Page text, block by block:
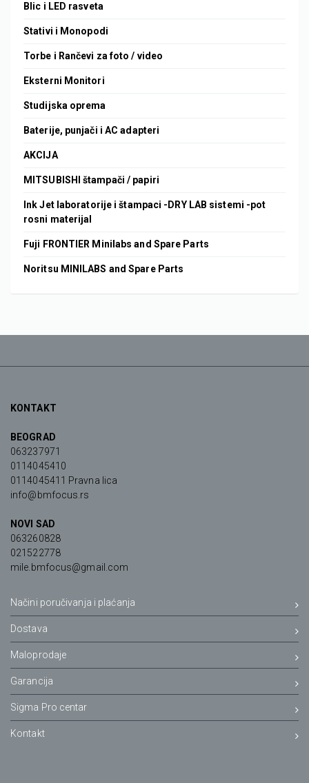
Blic i LED rasveta
Stativi i Monopodi
Torbe i Rančevi za foto / video
Eksterni Monitori
Studijska oprema
Baterije, punjači i AC adapteri
AKCIJA
MITSUBISHI štampači / papiri
Ink Jet laboratorije i štampaci -DRY LAB sistemi -pot
rosni materijal
Fuji FRONTIER Minilabs and Spare Parts
Noritsu MINILABS and Spare Parts
KONTAKT
BEOGRAD
063237971
0114045410
0114045411 Pravna lica
info@bmfocus.rs
NOVI SAD
063260828
021522778
mile.bmfocus@gmail.com
Načini poručivanja i plaćanja
Dostava
Maloprodaje
Garancija
Sigma Pro centar
Kontakt